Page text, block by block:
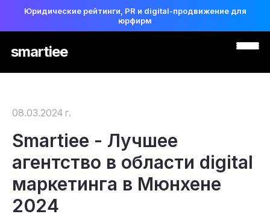
Юридические рейтинги, PR и digital-продвижение для
юрфирм
smartiee
08.03.2024 г.
Smartiee - Лучшее
агентство в области digital
маркетинга в Мюнхене
2024